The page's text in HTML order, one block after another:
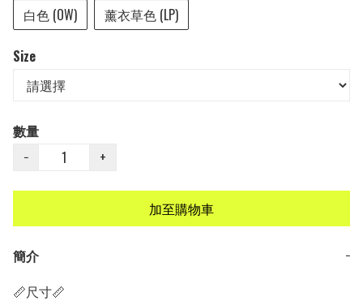
白色 (OW)
薰衣草色 (LP)
Size
數量
−
+
加至購物車
簡介
−
📏尺寸📏